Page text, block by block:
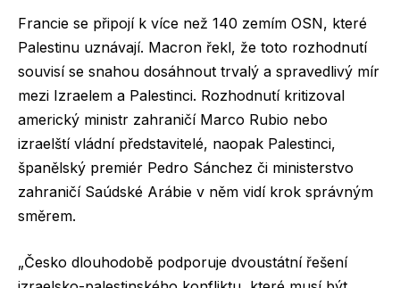
Francie se připojí k více než 140 zemím OSN, které
Palestinu uznávají. Macron řekl, že toto rozhodnutí
souvisí se snahou dosáhnout trvalý a spravedlivý mír
mezi Izraelem a Palestinci. Rozhodnutí kritizoval
americký ministr zahraničí Marco Rubio nebo
izraelští vládní představitelé, naopak Palestinci,
španělský premiér Pedro Sánchez či ministerstvo
zahraničí Saúdské Arábie v něm vidí krok správným
směrem.
„Česko dlouhodobě podporuje dvoustátní řešení